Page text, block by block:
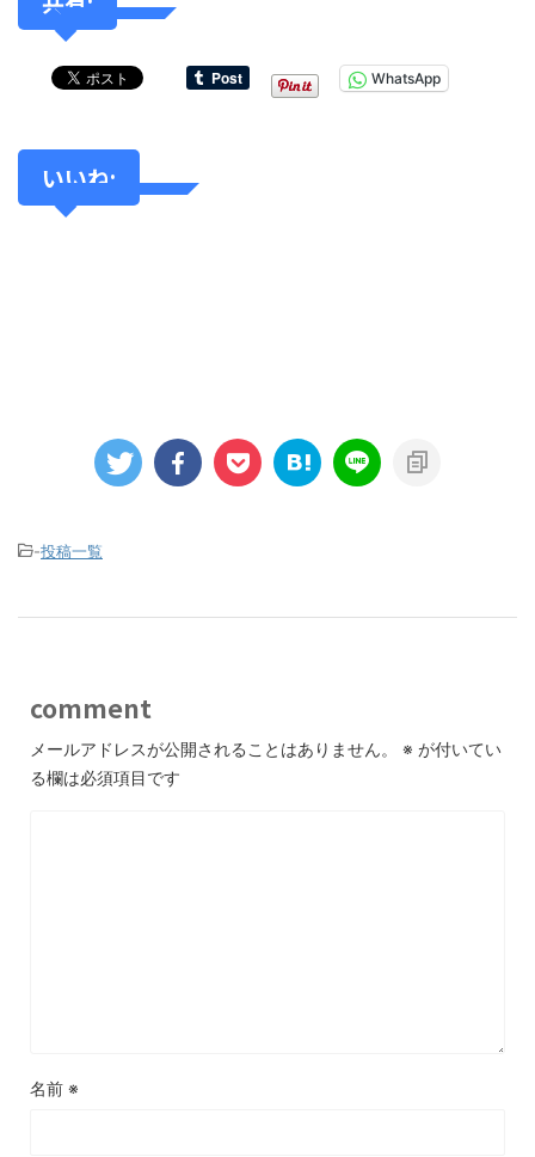
WhatsApp
いいね:
-投稿一覧
comment
メールアドレスが公開されることはありません。 ※ が付いてい
る欄は必須項目です
名前 ※